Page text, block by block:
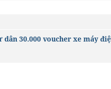
dân 30.000 voucher xe máy